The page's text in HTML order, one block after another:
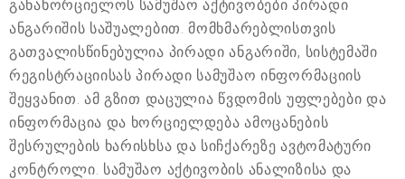
განახორციელოს სამუშაო აქტივობები პირადი
ანგარიშის საშუალებით. მომხმარებლისთვის
გათვალისწინებულია პირადი ანგარიში, სისტემაში
რეგისტრაციისას პირადი სამუშაო ინფორმაციის
შეყვანით. ამ გზით დაცულია წვდომის უფლებები და
ინფორმაცია და ხორციელდება ამოცანების
შესრულების ხარისხსა და სიჩქარეზე ავტომატური
კონტროლი. სამუშაო აქტივობის ანალიზისა და